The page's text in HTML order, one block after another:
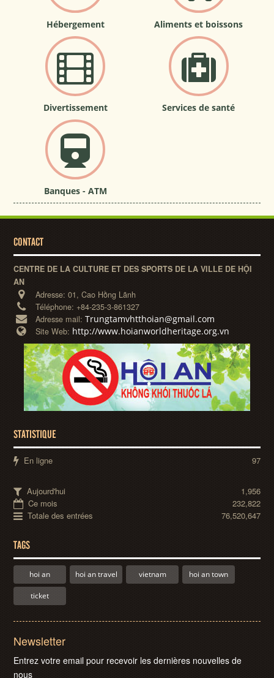
Hébergement Aliments et boissons
Divertissement Services de santé
Banques - ATM
CONTACT
CENTRE DE LA CULTURE ET DES SPORTS DE LA VILLE DE HỘI
AN
Adresse:01, Cao Hồng Lãnh
Téléphone:+84-235-3-861327
Adresse mail:Trungtamvhtthoian@gmail.com
Site Web: http://www.hoianworldheritage.org.vn
STATISTIQUE
En ligne 97
Aujourd'hui
1,956
Ce mois
232,822
Totale des entrées
76,520,647
TAGS
hoi an hoi an travel vietnam hoi an town
ticket
Newsletter
Entrez votre email pour recevoir les dernières nouvelles de
nous